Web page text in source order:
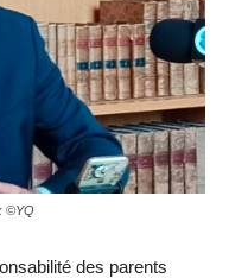
©YQ
des parents